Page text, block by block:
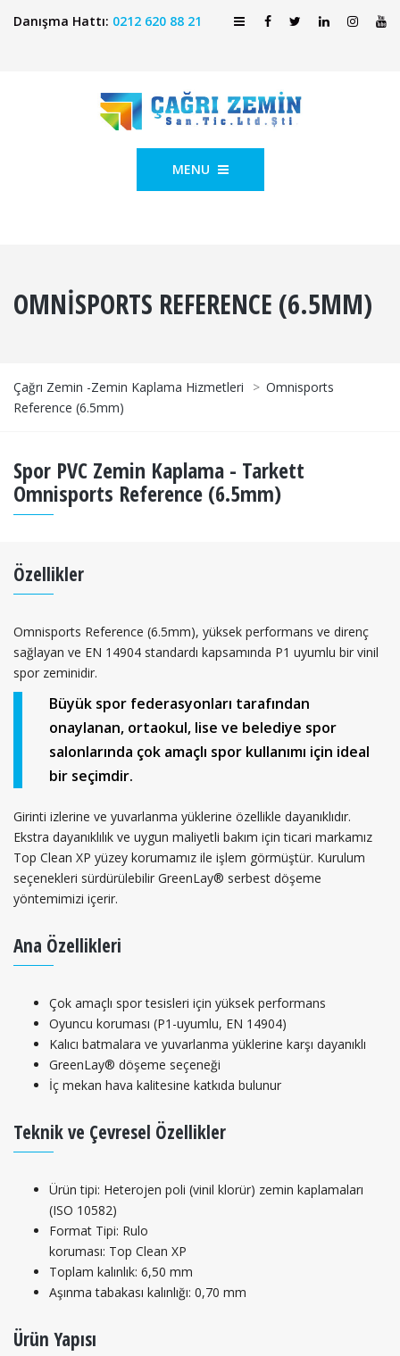
Danışma Hattı: 0212 620 88 21
MENU
OMNISPORTS REFERENCE (6.5MM)
Çağrı Zemin -Zemin Kaplama Hizmetleri > Omnisports
Reference (6.5mm)
Spor PVC Zemin Kaplama - Tarkett
Omnisports Reference (6.5mm)
Özellikler
Omnisports Reference (6.5mm), yüksek performans ve direnç
sağlayan ve EN 14904 standardı kapsamında P1 uyumlu bir vinil
spor zeminidir.
Büyük spor federasyonları tarafından
onaylanan, ortaokul, lise ve belediye spor
salonlarında çok amaçlı spor kullanımı için ideal
bir seçimdir.
Girinti izlerine ve yuvarlanma yüklerine özellikle dayanıklıdır.
Ekstra dayanıklılık ve uygun maliyetli bakım için ticari markamız
Top Clean XP yüzey korumamız ile işlem görmüştür. Kurulum
seçenekleri sürdürülebilir GreenLay® serbest döşeme
yöntemimizi içerir.
Ana Özellikleri
Çok amaçlı spor tesisleri için yüksek performans
Oyuncu koruması (P1-uyumlu, EN 14904)
Kalıcı batmalara ve yuvarlanma yüklerine karşı dayanıklı
GreenLay® döşeme seçeneği
İç mekan hava kalitesine katkıda bulunur
Teknik ve Çevresel Özellikler
Ürün tipi: Heterojen poli (vinil klorür) zemin kaplamaları
(ISO 10582)
Format Tipi: Rulo
koruması: Top Clean XP
Toplam kalınlık: 6,50 mm
Aşınma tabakası kalınlığı: 0,70 mm
Ürün Yapısı